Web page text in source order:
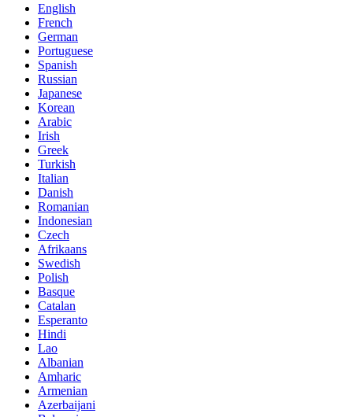
English
French
German
Portuguese
Spanish
Russian
Japanese
Korean
Arabic
Irish
Greek
Turkish
Italian
Danish
Romanian
Indonesian
Czech
Afrikaans
Swedish
Polish
Basque
Catalan
Esperanto
Hindi
Lao
Albanian
Amharic
Armenian
Azerbaijani